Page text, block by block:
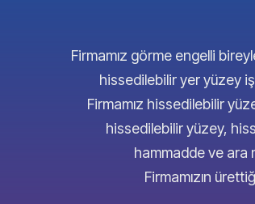
Firmamız görme engelli
hissedilebilir yer yüzey
Firmamız hissedilebilir
hissedilebilir yüzey,
hammadde ve ara
Firmamızın